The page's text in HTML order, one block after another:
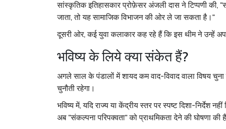
सांस्कृतिक इतिहासकार प्रोफ़ेसर अंजली दास ने टिप्पणी की,
जाता, तो यह सामाजिक विभाजन की ओर ले जा सकता है।"
दूसरी ओर, कई युवा कलाकार कह रहे हैं कि इस थीम ने उन्हें
भविष्य के लिये क्या संकेत हैं?
अगले साल के पंडालों में शायद कम वाद-विवाद वाला विषय
चुनौती रहेगा।
भविष्य में, यदि राज्य या केंद्रीय स्तर पर स्पष्ट दिशा-
अब "संकल्पना परिपक्वता" को प्राथमिकता देने की घोषणा की